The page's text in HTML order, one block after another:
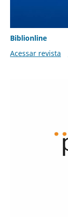
Biblionline
Acessar revista